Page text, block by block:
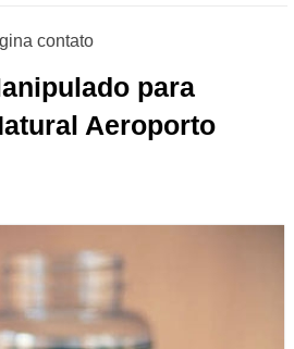
para
Aeroporto